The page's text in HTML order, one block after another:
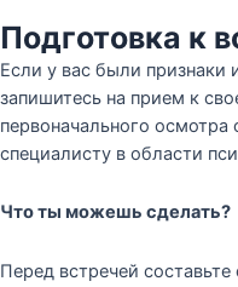
Подготовка к
Если у вас были признаки
запишитесь на прием к
первоначального
специалисту в области
Что ты можешь сделать?
Перед встречей составьте